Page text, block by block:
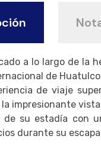
a lo largo de la
de
de viaje
impresionante
su estadía con
durante su